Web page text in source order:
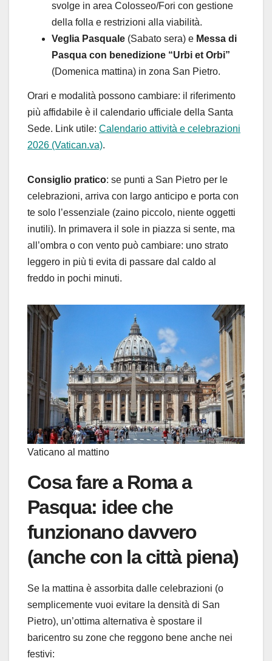
svolge in area Colosseo/Fori con gestione
della folla e restrizioni alla viabilità.
Veglia Pasquale (Sabato sera) e Messa di
Pasqua con benedizione “Urbi et Orbi”
(Domenica mattina) in zona San Pietro.
Orari e modalità possono cambiare: il riferimento
più affidabile è il calendario ufficiale della Santa
Sede. Link utile: Calendario attività e celebrazioni
2026 (Vatican.va).
Consiglio pratico: se punti a San Pietro per le
celebrazioni, arriva con largo anticipo e porta con
te solo l’essenziale (zaino piccolo, niente oggetti
inutili). In primavera il sole in piazza si sente, ma
all’ombra o con vento può cambiare: uno strato
leggero in più ti evita di passare dal caldo al
freddo in pochi minuti.
Vaticano al mattino
Cosa fare a Roma a
Pasqua: idee che
funzionano davvero
(anche con la città piena)
Se la mattina è assorbita dalle celebrazioni (o
semplicemente vuoi evitare la densità di San
Pietro), un’ottima alternativa è spostare il
baricentro su zone che reggono bene anche nei
festivi: